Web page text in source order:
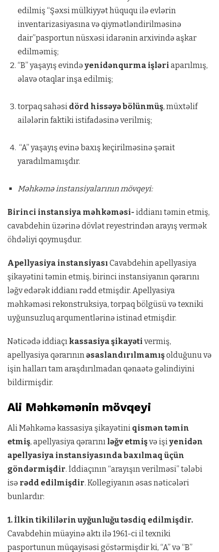
edilmiş “Şəxsi mülkiyyət hüququ ilə evlərin
inventarizasiyasına və qiymətləndirilməsinə
dair”pasportun nüsxəsi idarənin arxivində aşkar
edilməmiş;
“B” yaşayış evində yenidənqurma işləri aparılmış,
əlavə otaqlar inşa edilmiş;
torpaq sahəsi dörd hissəyə bölünmüş, müxtəlif
ailələrin faktiki istifadəsinə verilmiş;
“A” yaşayış evinə baxış keçirilməsinə şərait
yaradılmamışdır.
Məhkəmə instansiyalarının mövqeyi:
Birinci instansiya məhkəməsi- iddianı təmin etmiş,
cavabdehin üzərinə dövlət reyestrindən arayış vermək
öhdəliyi qoymuşdur.
Apellyasiya instansiyası Cavabdehin apellyasiya
şikayətini təmin etmiş, birinci instansiyanın qərarını
ləğv edərək iddianı rədd etmişdir. Apellyasiya
məhkəməsi rekonstruksiya, torpaq bölgüsü və texniki
uyğunsuzluq arqumentlərinə istinad etmişdir.
Nəticədə iddiaçı kassasiya şikayəti vermiş,
apellyasiya qərarınınəsaslandırılmamışolduğunu və
işin halları tam araşdırılmadan qənaətə gəlindiyini
bildirmişdir.
Ali Məhkəmənin mövqeyi
Ali Məhkəmə kassasiya şikayətini qismən təmin
etmiş, apellyasiya qərarını ləğv etmişvə işiyenidən
apellyasiya instansiyasında baxılmaq üçün
göndərmişdir. İddiaçının “arayışın verilməsi” tələbi
isə rədd edilmişdir. Kollegiyanın əsas nəticələri
bunlardır:
1. İlkin tikililərin uyğunluğu təsdiq edilmişdir.
Cavabdehin müayinə aktı ilə 1961-ci il texniki
pasportunun müqayisəsi göstərmişdir ki, “A” və “B”